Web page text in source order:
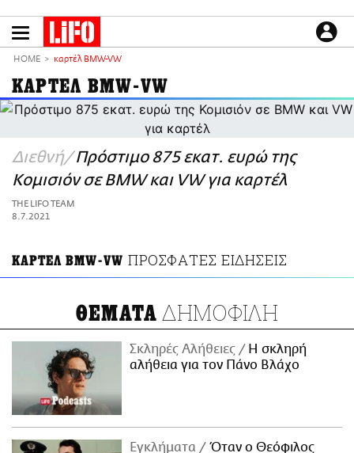
το
NEWSLETTER
THE GOOD LIFO
LIFOLAND
CITY GUIDE
ΑΜΠΑ
PRINT
ΕΙΔΗΣΕΙΣ
CULTURE
ΑΠΟΨΕΙΣ
PODCASTS
Plus
HOME καρτέλ BMW-VW
ΚΑΡΤΕΛ BMW-VW
Διεθνή Πρόστιμο 875 εκατ. ευρώ της
Κομισιόν σε BMW και VW για καρτέλ
THE LIFO TEAM
8.7.2021
ΚΑΡΤΕΛ BMW-VW ΠΡΟΣΦΑΤΕΣ ΕΙΔΗΣΕΙΣ
ΘΕΜΑΤΑ ΔΗΜΟΦΙΛΗ
Σκληρές Αλήθειες
H σκληρή
αλήθεια για τον Πάνο Βλάχο
Εγκλήματα
Όταν ο Θεόφιλος